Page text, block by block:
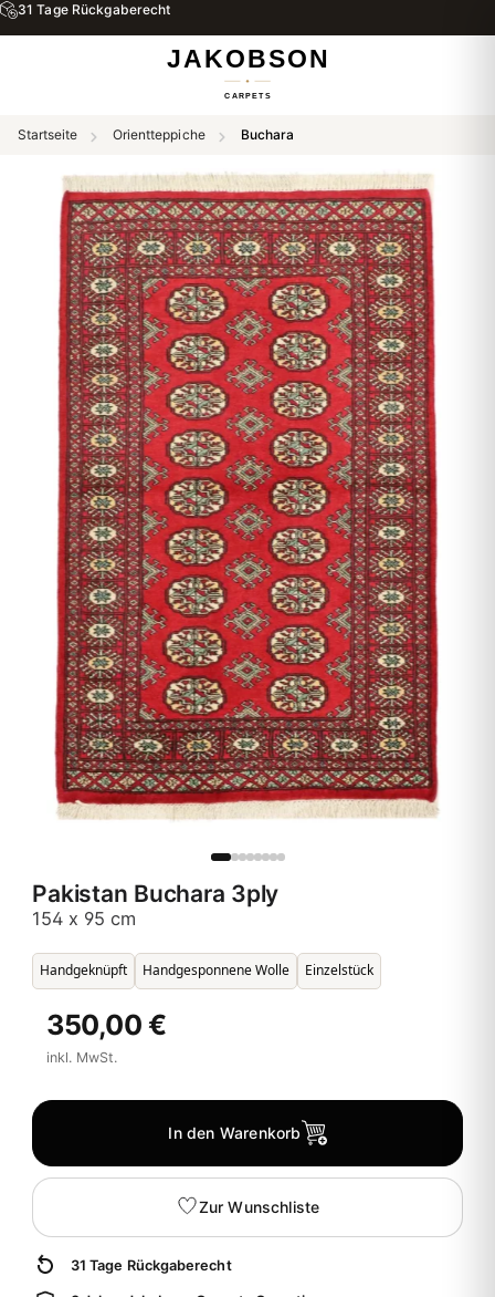
31 Tage Rückgaberecht
Startseite Orientteppiche Buchara
Pakistan Buchara 3ply
154 x 95 cm
Handgeknüpft Handgesponnene Wolle Einzelstück
350,00 €
inkl. MwSt.
In den Warenkorb
Zur Wunschliste
31 Tage Rückgaberecht